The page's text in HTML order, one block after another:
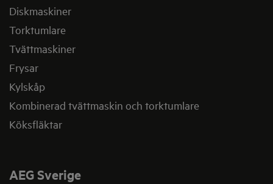
Diskmaskiner
Torktumlare
Tvättmaskiner
Frysar
Kylskåp
Kombinerad tvättmaskin och torktumlare
Köksfläktar
AEG Sverige